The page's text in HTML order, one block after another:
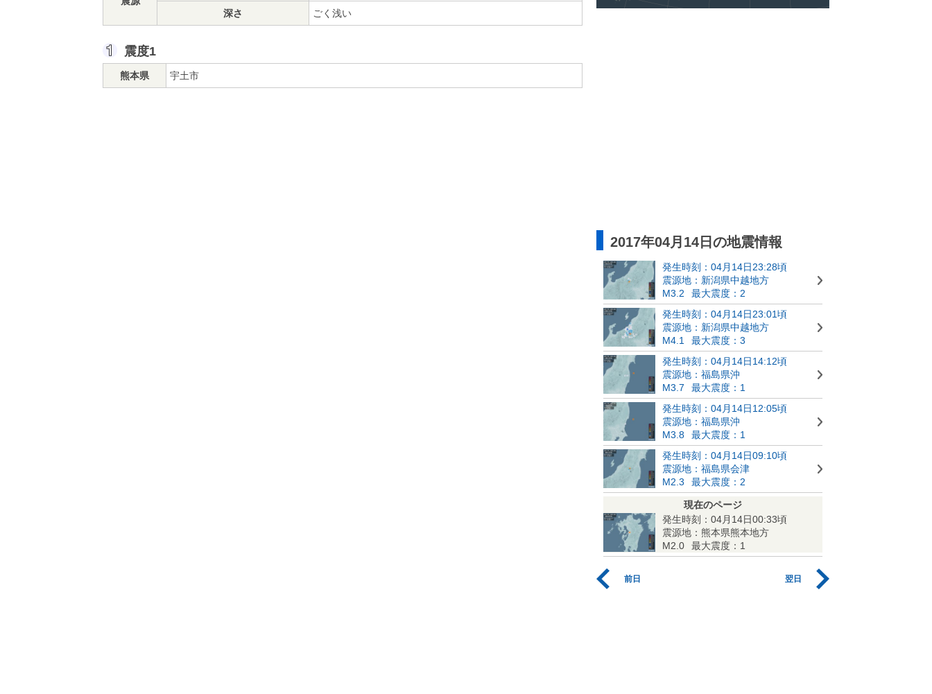
深さ
ごく浅い
震度1
熊本県 宇土市
2017年04月14日の地震情報
発生時刻：04月14日23:28頃
震源地：新潟県中越地方
M3.2
最大震度：2
発生時刻：04月14日23:01頃
震源地：新潟県中越地方
M4.1
最大震度：3
発生時刻：04月14日14:12頃
震源地：福島県沖
M3.7
最大震度：1
発生時刻：04月14日12:05頃
震源地：福島県沖
M3.8
最大震度：1
発生時刻：04月14日09:10頃
震源地：福島県会津
M2.3
最大震度：2
現在のページ
発生時刻：04月14日00:33頃
震源地：熊本県熊本地方
M2.0
最大震度：1
前日 翌日